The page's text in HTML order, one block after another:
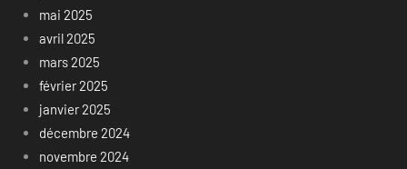
mai 2025
avril 2025
mars 2025
février 2025
janvier 2025
décembre 2024
novembre 2024